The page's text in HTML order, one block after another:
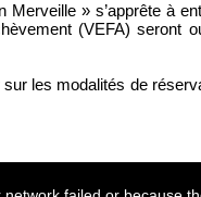
Merveille » s’apprête à
(VEFA) seront
les modalités de